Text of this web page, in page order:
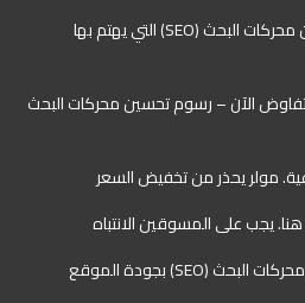
كيفية الإبلاغ عن نتائج تحسين محركات البحث (SEO) التي يهتم بها
الآن – رسوم تحسين محركات البحث
مولر يحذر من تخفيض السعر
يجب على المسوقين الانتباه
تشرح Google اتصال تحسين محركات البحث (SEO) بجودة الموقع